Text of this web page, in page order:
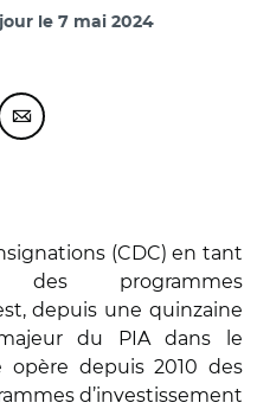
le 7 mai 2024
sur Facebook
page sur Linkedin
cette page sur Twitter
Partager cette page sur
(CDC) en tant
des programmes
depuis une quinzaine
du PIA dans le
opère depuis 2010 des
d’investissement